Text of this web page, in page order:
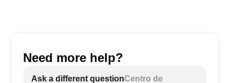
Need more help?
Ask a different questionCentro de